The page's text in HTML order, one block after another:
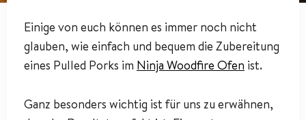
Einige von euch können es immer noch nicht
glauben, wie einfach und bequem die Zubereitung
eines Pulled Porks im Ninja Woodfire Ofen ist.
Ganz besonders wichtig ist für uns zu erwähnen,